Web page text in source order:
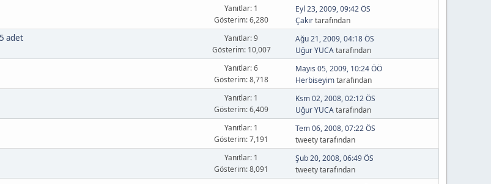
Yanıtlar: 1
Gösterim: 6,280
Eyl 23, 2009, 09:42 ÖS
Çakırtarafından
adet
Yanıtlar: 9
Gösterim: 10,007
Ağu 21, 2009, 04:18 ÖS
Uğur YUCAtarafından
Yanıtlar: 6
Gösterim: 8,718
Mayıs 05, 2009, 10:24 ÖÖ
Herbiseyimtarafından
Yanıtlar: 1
Gösterim: 6,409
Ksm 02, 2008, 02:12 ÖS
Uğur YUCAtarafından
Yanıtlar: 1
Gösterim: 7,191
Tem 06, 2008, 07:22 ÖS
tweety tarafından
Yanıtlar: 1
Gösterim: 8,091
Şub 20, 2008, 06:49 ÖS
tweety tarafından